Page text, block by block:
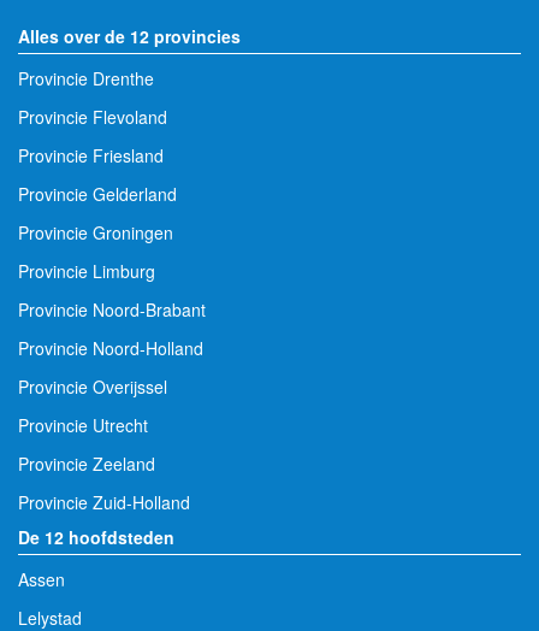
Alles over de 12 provincies
Provincie Drenthe
Provincie Flevoland
Provincie Friesland
Provincie Gelderland
Provincie Groningen
Provincie Limburg
Provincie Noord-Brabant
Provincie Noord-Holland
Provincie Overijssel
Provincie Utrecht
Provincie Zeeland
Provincie Zuid-Holland
De 12 hoofdsteden
Assen
Lelystad